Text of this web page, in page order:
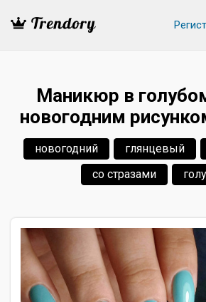
Маникюр в
новогодним
новогодний глянцевый
со стразами